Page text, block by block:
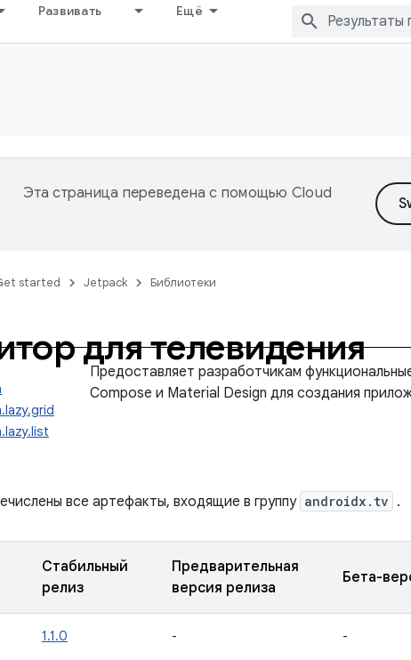
Развивать Ещё
Эта страница переведена с помощью Cloud
started Jetpack Библиотеки
для телевидения
Предоставляет разработчикам
Compose и Material Design для создания
все артефакты, входящие в группу androidx.tv .
Стабильный
релиз
Предварительная
версия релиза
Бета-
1.1.0 - -